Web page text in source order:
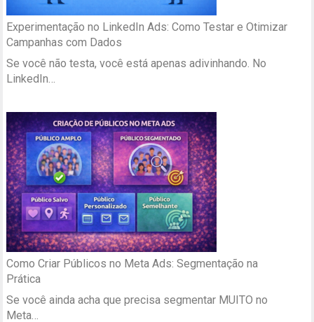
Experimentação no LinkedIn Ads: Como Testar e Otimizar
Campanhas com Dados
Se você não testa, você está apenas adivinhando. No
LinkedIn…
Como Criar Públicos no Meta Ads: Segmentação na
Prática
Se você ainda acha que precisa segmentar MUITO no
Meta…